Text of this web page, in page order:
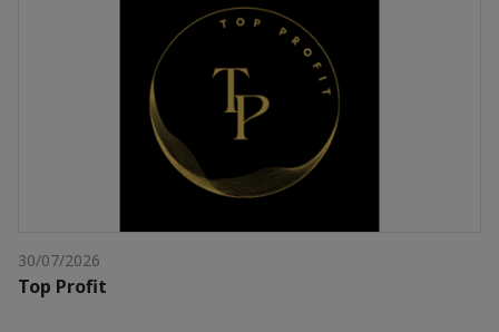
30/07/2026
Top Profit